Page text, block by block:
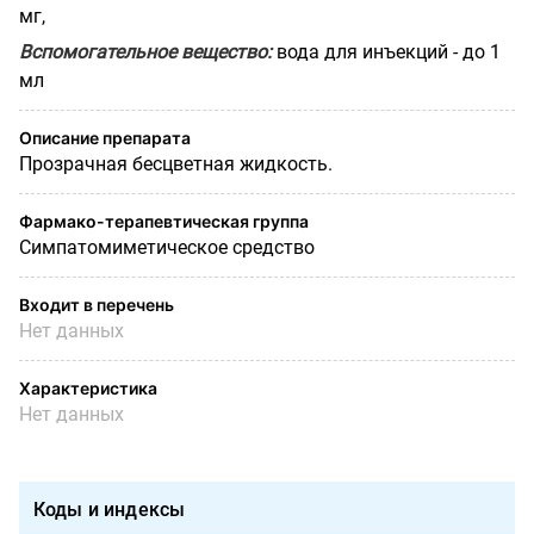
мг,
Вспомогательное вещество:вода для инъекций - до 1
мл
Описание препарата
Прозрачная бесцветная жидкость.
Фармако-терапевтическая группа
Симпатомиметическое средство
Входит в перечень
Нет данных
Характеристика
Нет данных
Коды и индексы